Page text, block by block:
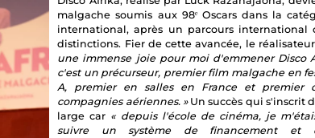
malgache soumis aux 98ᵉ Oscars dans la
international, après un parcours international
distinctions. Fier de cette avancée, le
une immense joie pour moi d'emmener Disco
c'est un précurseur, premier film malgache en
A, premier en salles en France et premier
compagnies aériennes. »Un succès qui s'inscrit
large car « depuis l'école de cinéma, je
suivre un système de financement et